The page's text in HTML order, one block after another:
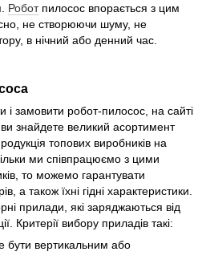
Роботпилосос впорається з цим
не створюючи шуму, не
в нічний або денний час.
і замовити робот-пилосос, на сайті
знайдете великий асортимент
топових виробників на
ми співпрацюємо з цими
то можемо гарантувати
а також їхні гідні характеристики.
прилади, які заряджаються від
Критерії вибору приладів такі:
бути вертикальним або